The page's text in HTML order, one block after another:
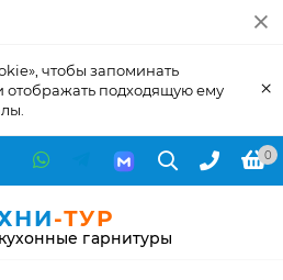
чтобы запоминать
отображать подходящую ему
×
0
-ТУР
гарнитуры